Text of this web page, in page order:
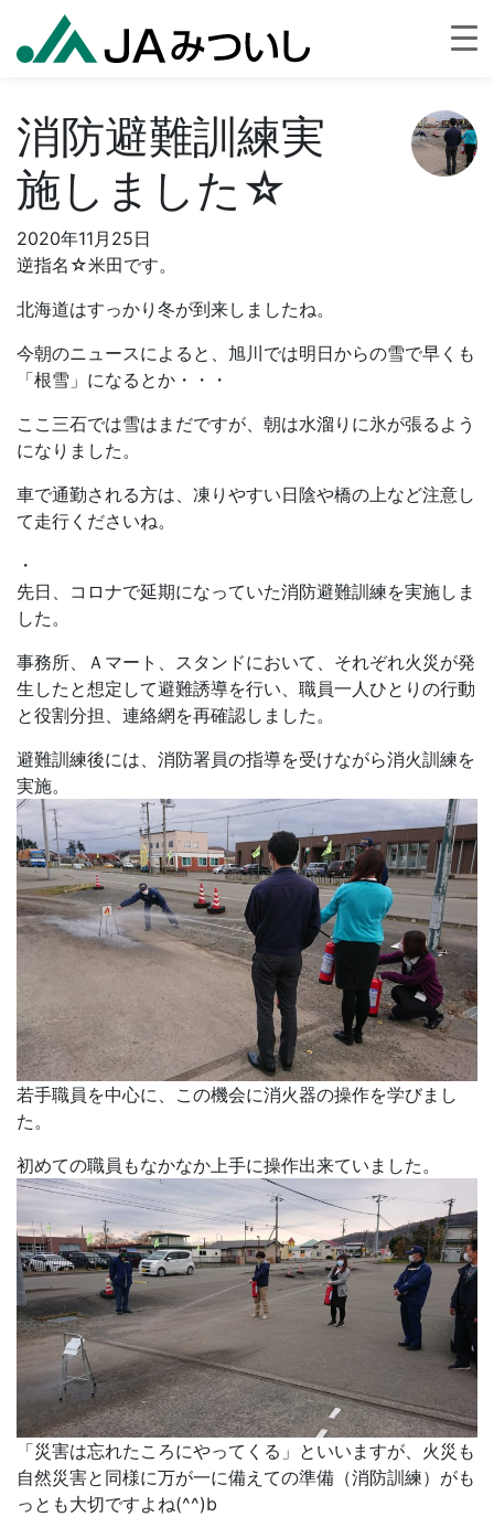
消防避難訓練実
施しました☆
2020年11月25日
逆指名☆米田です。
北海道はすっかり冬が到来しましたね。
今朝のニュースによると、旭川では明日からの雪で早くも
「根雪」になるとか・・・
ここ三石では雪はまだですが、朝は水溜りに氷が張るよう
になりました。
車で通勤される方は、凍りやすい日陰や橋の上など注意し
て走行くださいね。
・
先日、コロナで延期になっていた消防避難訓練を実施しま
した。
事務所、Ａマート、スタンドにおいて、それぞれ火災が発
生したと想定して避難誘導を行い、職員一人ひとりの行動
と役割分担、連絡網を再確認しました。
避難訓練後には、消防署員の指導を受けながら消火訓練を
実施。
若手職員を中心に、この機会に消火器の操作を学びまし
た。
初めての職員もなかなか上手に操作出来ていました。
「災害は忘れたころにやってくる」といいますが、火災も
自然災害と同様に万が一に備えての準備（消防訓練）がも
っとも大切ですよね(^^)b